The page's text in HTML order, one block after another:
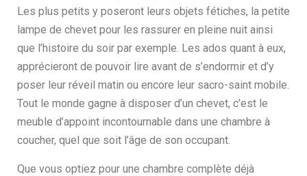
Les plus petits y poseront leurs objets fétiches, la petite
lampe de chevet pour les rassurer en pleine nuit ainsi
que l’histoire du soir par exemple. Les ados quant à eux,
apprécieront de pouvoir lire avant de s’endormir et d’y
poser leur réveil matin ou encore leur sacro-saint mobile.
Tout le monde gagne à disposer d’un chevet, c’est le
meuble d’appoint incontournable dans une chambre à
coucher, quel que soit l’âge de son occupant.
Que vous optiez pour une chambre complète déjà